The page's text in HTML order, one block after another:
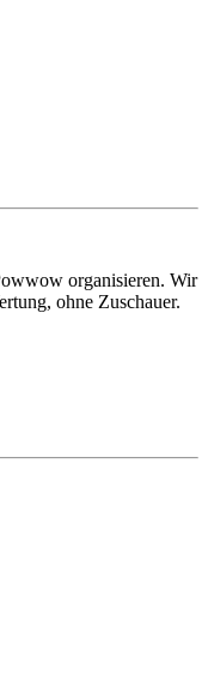
organisieren. Wir
ohne Zuschauer.